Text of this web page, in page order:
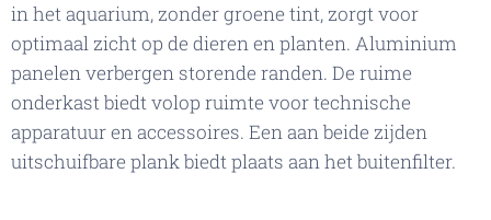
in het aquarium, zonder groene tint, zorgt voor
optimaal zicht op de dieren en planten. Aluminium
panelen verbergen storende randen. De ruime
onderkast biedt volop ruimte voor technische
apparatuur en accessoires. Een aan beide zijden
uitschuifbare plank biedt plaats aan het buitenfilter.